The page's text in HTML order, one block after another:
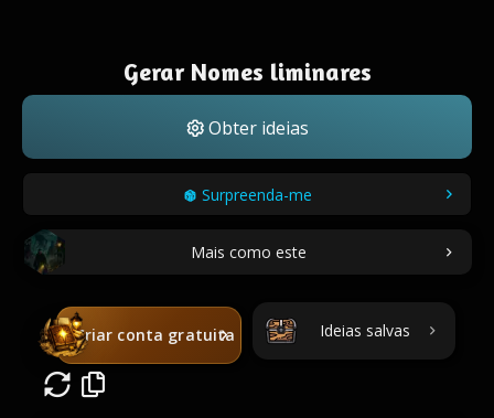
Gerar Nomes liminares
Obter ideias
Surpreenda-me
Mais como este
Criar conta gratuita Ideias salvas